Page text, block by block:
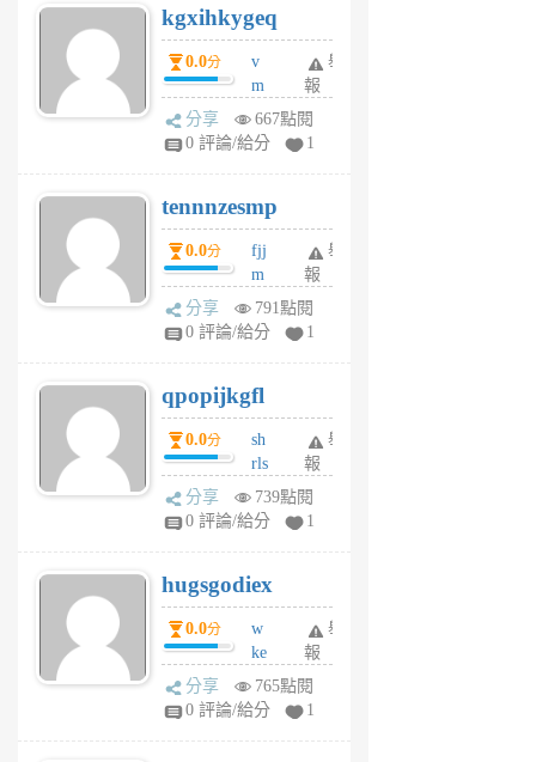
6
個
月
前
kgxihkygeq
0.0分
v
m
sg
sr
6
個
月
前
舉
報
分享
667點閱
0 評論/給分
1
tennnzesmp
0.0分
fjj
m
w
rs
6
個
月
前
舉
報
分享
791點閱
0 評論/給分
1
qpopijkgfl
0.0分
sh
rls
k
m
6
個
月
前
舉
報
分享
739點閱
0 評論/給分
1
hugsgodiex
0.0分
w
ke
rv
pj
舉
報
分享
765點閱
0 評論/給分
1